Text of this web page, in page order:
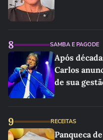
8 SAMBA E PAGODE
Após
Carlos
de sua
9 RECEITAS
Panqueca